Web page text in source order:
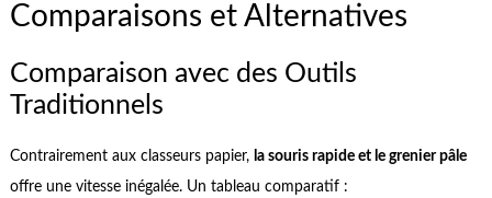
Comparaisons et Alternatives
Comparaison avec des Outils
Traditionnels
Contrairement aux classeurs papier, la souris rapide et le grenier pâle
offre une vitesse inégalée. Un tableau comparatif :